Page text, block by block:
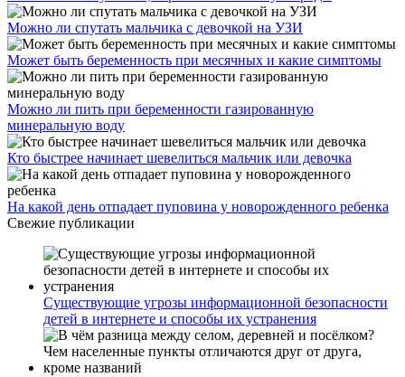
Можно ли спутать мальчика с девочкой на УЗИ
Может быть беременность при месячных и какие симптомы
Можно ли пить при беременности газированную
минеральную воду
Кто быстрее начинает шевелиться мальчик или девочка
На какой день отпадает пуповина у новорожденного ребенка
Свежие публикации
Существующие угрозы информационной безопасности
детей в интернете и способы их устранения